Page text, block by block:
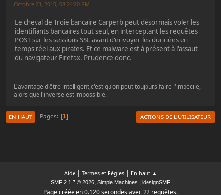
Octobre 23, 2010, 08:24:20 PM
Le cheval de Troie bancaire Carperb peut désormais voler les
identifiants bancaires tout seul, en interceptant les requêtes
POST sur les sessions SSL avant d'envoyer les données en
temps réel aux pirates. Et ce malware est à présent à l'assaut
du navigateur Firefox. Prudence donc.
L'avantage d'être intelligent,c'est qu'on peut toujours faire l'imbécile,
alors que l'inverse est impossible.
EN HAUT Pages 1 ACTIONS DE L'UTILISATEUR
Aide| Termes et Règles| En haut ▲
SMF 2.1.7 © 2026, Simple Machines idesignSMF
Page créée en 0.120 secondes avec 22 requêtes.